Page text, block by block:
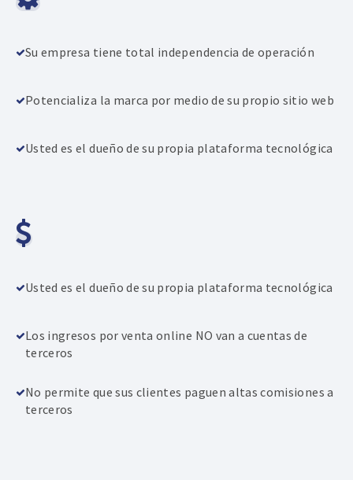
Su empresa tiene total independencia de operación
Potencializa la marca por medio de su propio sitio web
Usted es el dueño de su propia plataforma tecnológica
Usted es el dueño de su propia plataforma tecnológica
Los ingresos por venta online NO van a cuentas de
terceros
No permite que sus clientes paguen altas comisiones a
terceros